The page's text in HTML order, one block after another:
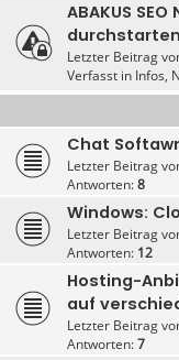
ABAKUS
Letzter Beitrag
Verfasst in Infos,
Chat
Letzter Beitrag
Antworten:8
Windows:
Letzter Beitrag
Antworten: 12
Hosting-
auf
Letzter Beitrag
Antworten:7